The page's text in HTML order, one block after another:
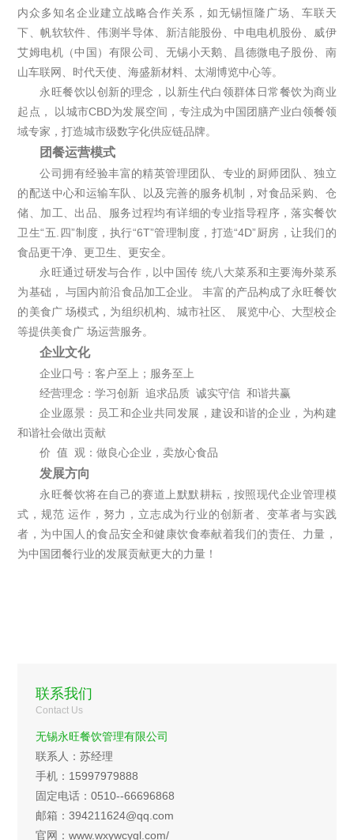
内众多知名企业建立战略合作关系，如无锡恒隆广场、车联天
下、帆软软件、伟测半导体、新洁能股份、中电电机股份、威伊
艾姆电机（中国）有限公司、无锡小天鹅、昌德微电子股份、南
山车联网、时代天使、海盛新材料、太湖博览中心等。
永旺餐饮以创新的理念，以新生代白领群体日常餐饮为商业
起点， 以城市CBD为发展空间，专注成为中国团膳产业白领餐领
域专家，打造城市级数字化供应链品牌。
团餐运营模式
公司拥有经验丰富的精英管理团队、专业的厨师团队、独立
的配送中心和运输车队、以及完善的服务机制，对食品采购、仓
储、加工、出品、服务过程均有详细的专业指导程序，落实餐饮
卫生“五.四”制度，执行“6T”管理制度，打造“4D”厨房，让我们的
食品更干净、更卫生、更安全。
永旺通过研发与合作，以中国传 统八大菜系和主要海外菜系
为基础， 与国内前沿食品加工企业。 丰富的产品构成了永旺餐饮
的美食广 场模式，为组织机构、城市社区、 展览中心、大型校企
等提供美食广 场运营服务。
企业文化
企业口号：客户至上；服务至上
经营理念：学习创新 追求品质 诚实守信 和谐共赢
企业愿景：员工和企业共同发展，建设和谐的企业，为构建
和谐社会做出贡献
价 值 观：做良心企业，卖放心食品
发展方向
永旺餐饮将在自己的赛道上默默耕耘，按照现代企业管理模
式，规范 运作，努力，立志成为行业的创新者、变革者与实践
者，为中国人的食品安全和健康饮食奉献着我们的责任、力量，
为中国团餐行业的发展贡献更大的力量！
联系我们
Contact Us
无锡永旺餐饮管理有限公司
联系人：苏经理
手机：15997979888
固定电话：0510--66696868
邮箱：394211624@qq.com
官网：www.wxywcygl.com/